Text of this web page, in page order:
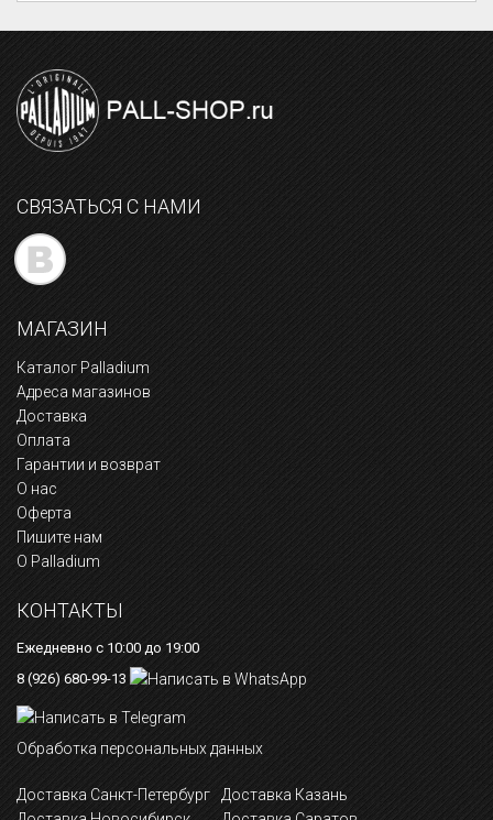
СВЯЗАТЬСЯ С НАМИ
МАГАЗИН
Каталог Palladium
Адреса магазинов
Доставка
Оплата
Гарантии и возврат
О нас
Оферта
Пишите нам
О Palladium
КОНТАКТЫ
Ежедневно с 10:00 до 19:00
8 (926) 680-99-13
Обработка персональных данных
Доставка Санкт-Петербург
Доставка Казань